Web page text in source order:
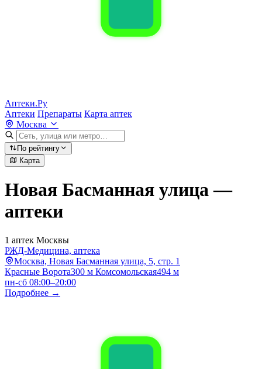
Аптеки.Ру
Аптеки Препараты Карта аптек
Москва
По рейтингу
Карта
Новая Басманная улица —
аптеки
1 аптек Москвы
РЖД-Медицина, аптека
Москва, Новая Басманная улица, 5, стр. 1
Красные Ворота300 м Комсомольская494 м
пн-сб 08:00–20:00
Подробнее →